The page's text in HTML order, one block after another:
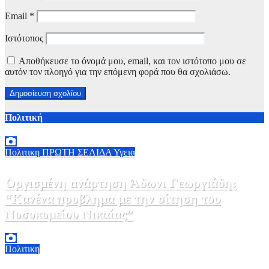
Email *
Ιστότοπος
Αποθήκευσε το όνομά μου, email, και τον ιστότοπο μου σε
αυτόν τον πλοηγό για την επόμενη φορά που θα σχολιάσω.
Πολιτική
Πολιτικη ΠΡΩΤΗ ΣΕΛΙΔΑ Υγεια
Οργισμένη ανάρτηση Άδωνι Γεωργιάδη:
“Κανένα προβλημα με την σίτηση του
Νοσοκομείου Νικαίας”
Πολιτικη